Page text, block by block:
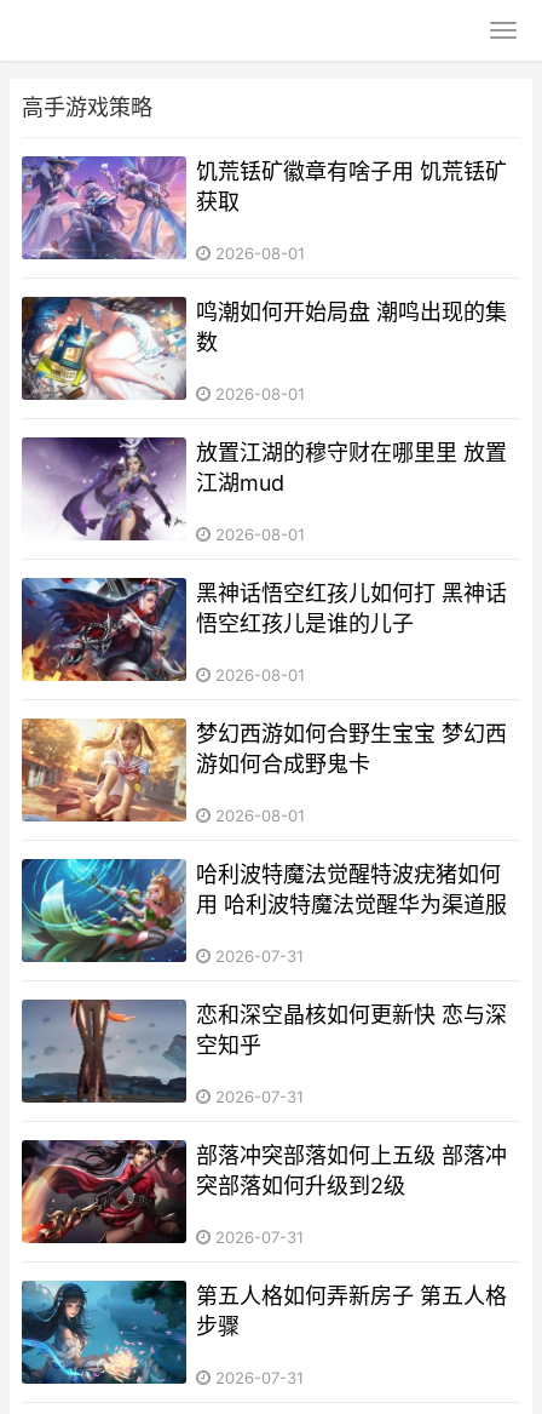
高手游戏策略
饥荒铥矿徽章有啥子用 饥荒铥矿
获取
2026-08-01
鸣潮如何开始局盘 潮鸣出现的集
数
2026-08-01
放置江湖的穆守财在哪里里 放置
江湖mud
2026-08-01
黑神话悟空红孩儿如何打 黑神话
悟空红孩儿是谁的儿子
2026-08-01
梦幻西游如何合野生宝宝 梦幻西
游如何合成野鬼卡
2026-08-01
哈利波特魔法觉醒特波疣猪如何
用 哈利波特魔法觉醒华为渠道服
2026-07-31
恋和深空晶核如何更新快 恋与深
空知乎
2026-07-31
部落冲突部落如何上五级 部落冲
突部落如何升级到2级
2026-07-31
第五人格如何弄新房子 第五人格
步骤
2026-07-31